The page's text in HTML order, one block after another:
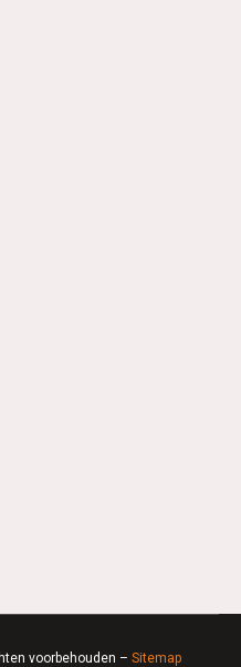
voorbehouden – Sitemap